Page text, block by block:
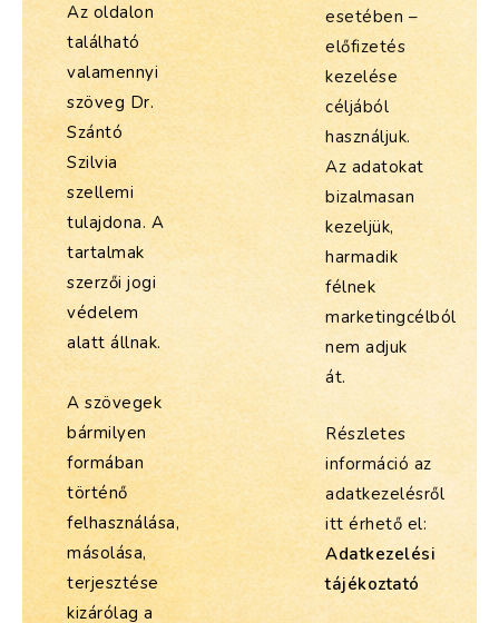
Az oldalon
található
valamennyi
szöveg Dr.
Szántó
Szilvia
szellemi
tulajdona. A
tartalmak
szerzői jogi
védelem
alatt állnak.
A szövegek
bármilyen
formában
történő
felhasználása,
másolása,
terjesztése
kizárólag a
esetében –
előfizetés
kezelése
céljából
használjuk.
Az adatokat
bizalmasan
kezeljük,
harmadik
félnek
marketingcélból
nem adjuk
át.
Részletes
információ az
adatkezelésről
itt érhető el:
Adatkezelési
tájékoztató